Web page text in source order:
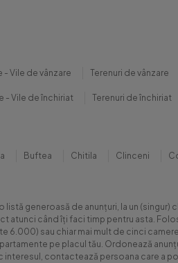
- Vile de vânzare Terenuri de vânzare
- Vile de închiriat Terenuri de închiriat
Buftea Chitila Clinceni
generoasă de anunțuri, la un
atunci când îți faci timp pentru asta.
sau chiar mai mult de cinci
pe placul tău. Ordonează
contactează persoana care a